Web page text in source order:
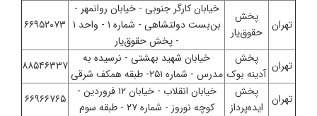
تهران
پخش
حقوق‌یار
خیابان کارگر جنوبی - خیابان روانمهر -
بن‌بست دولتشاهی - شماره ۱ - واحد ۱
- پخش حقوق‌یار
۶۶۹۵۲۰۷۳
تهران
پخش
آدینه بوک
خیابان شهید بهشتی - نرسیده به
مدرس - شماره ۲۵۱- طبقه همکف شرقی
۸۸۵۴۶۳۳۷
تهران
پخش
ایده‌پرداز
خیابان انقلاب - خیابان ۱۲ فروردین -
کوچه نوروز - شماره ۲۷ - طبقه سوم
۶۶۹۶۶۷۶۵